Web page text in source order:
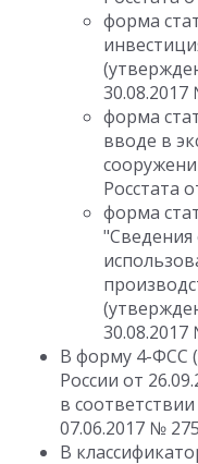
форма
30.08.2017
форма
вводе в
Росстата
форма
"Сведения
30.08.2017
В форму 4-ФСС
России от
в
07.06.2017 №
В